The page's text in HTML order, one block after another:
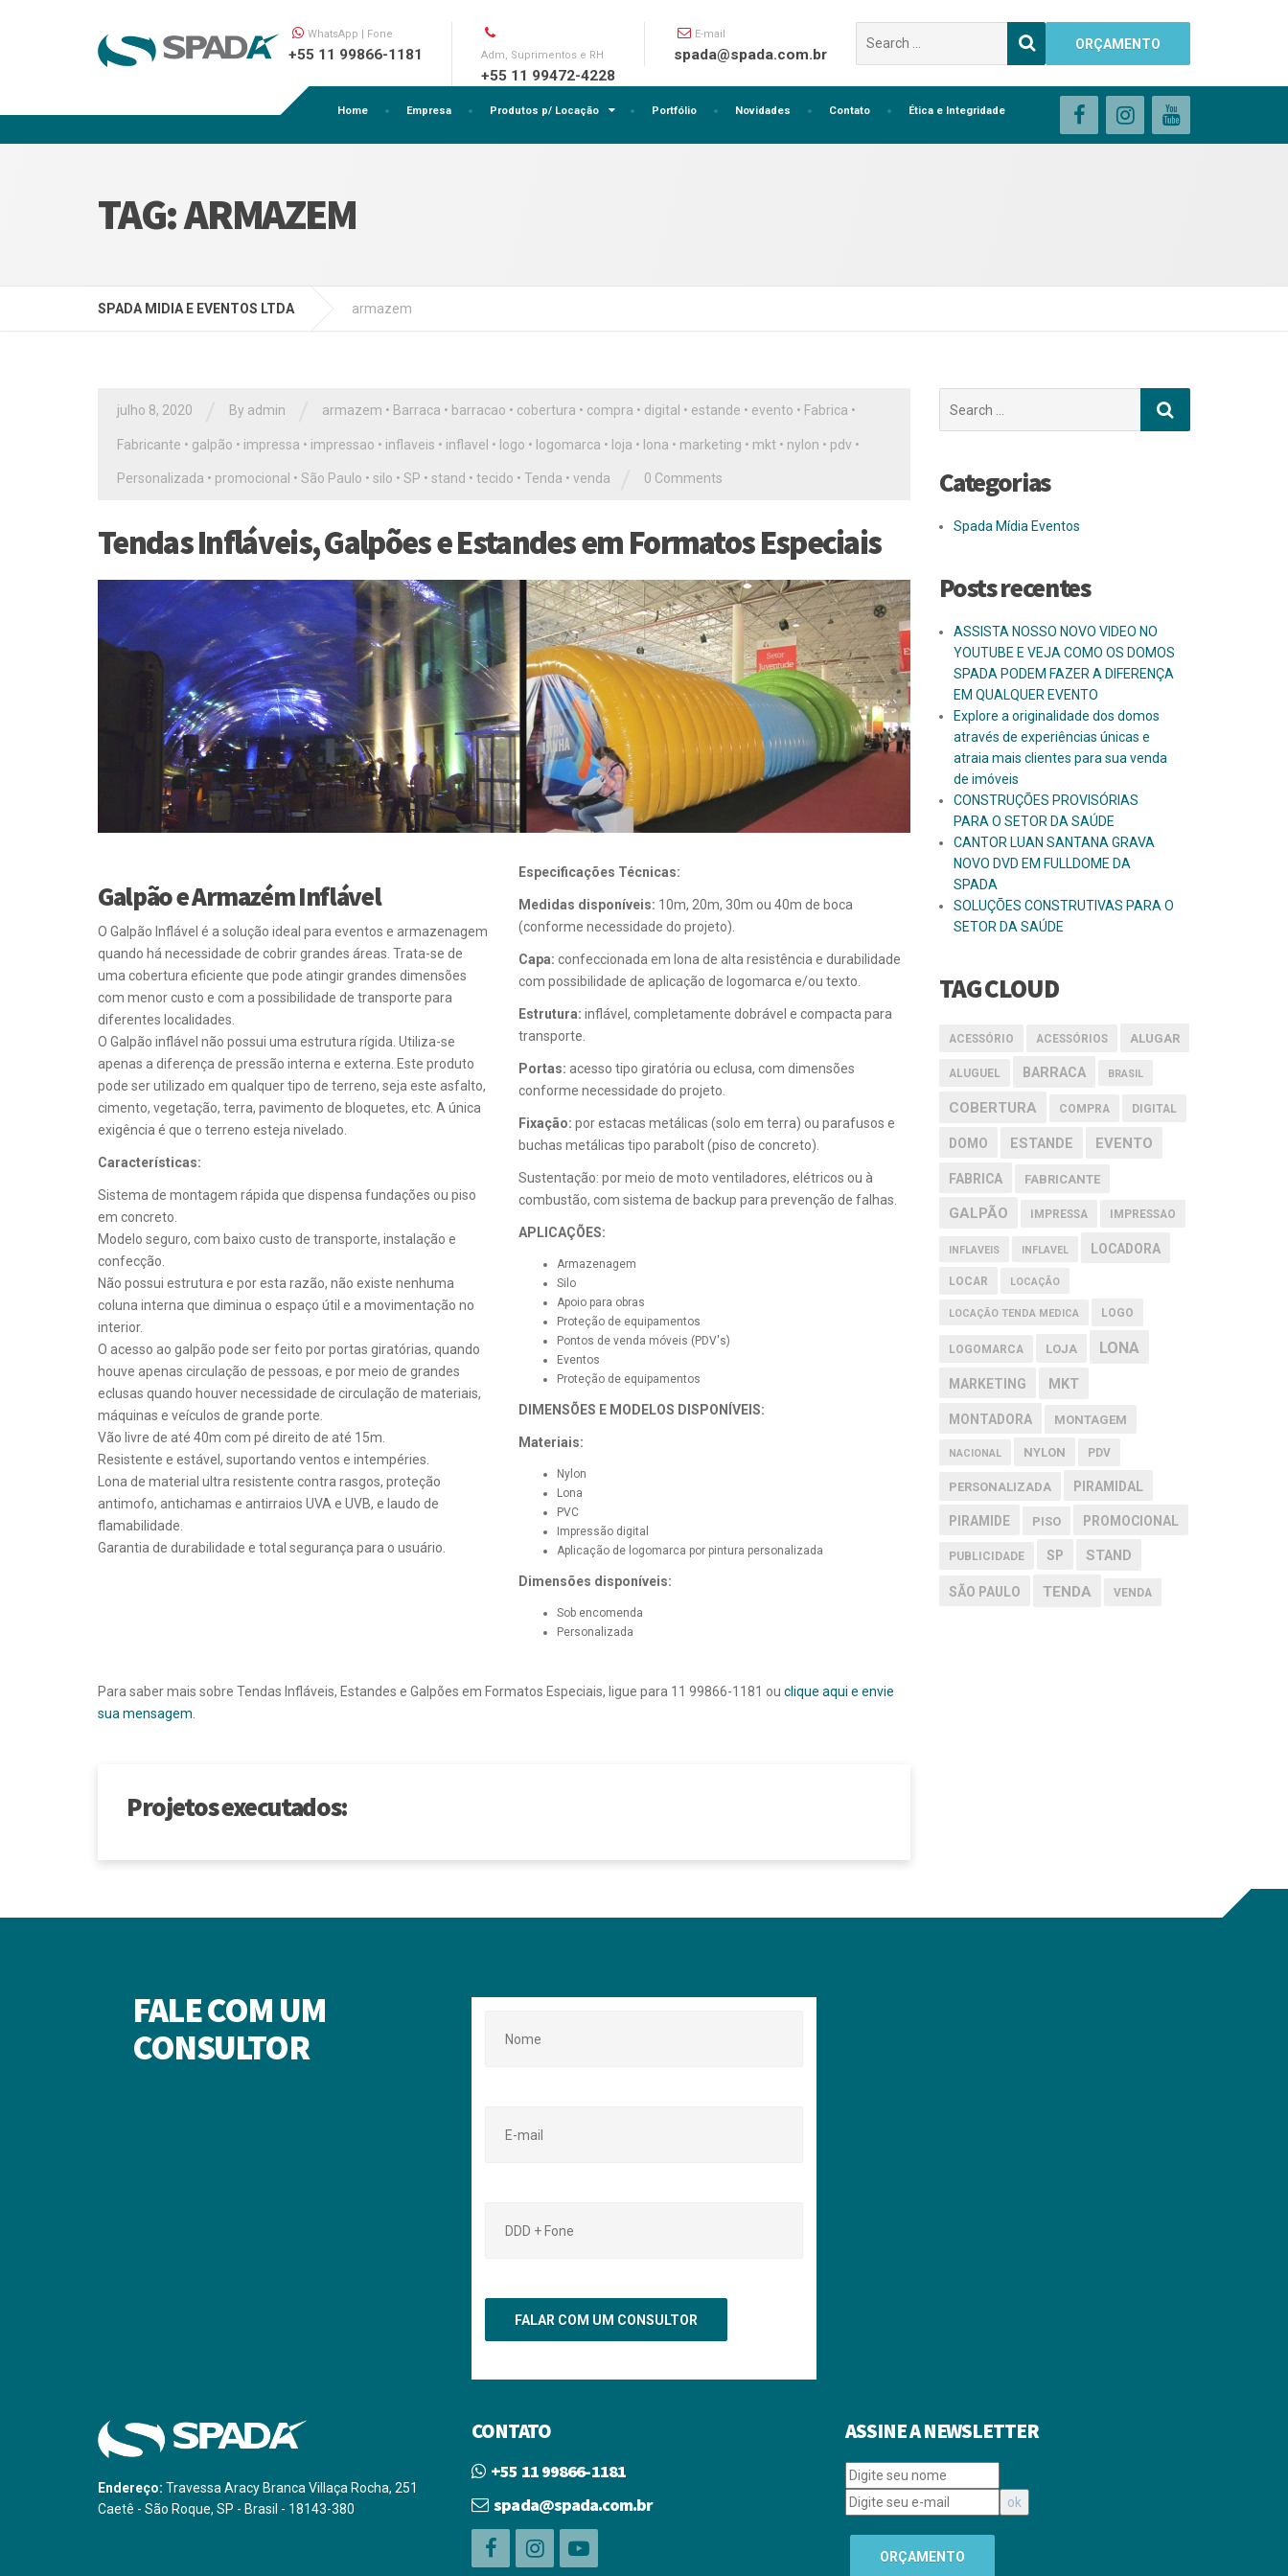
Home Empresa Produtos p/ Locação Portfólio Novidades Contato Ética e Integridade
WhatsApp | Fone
+55 11 99866-1181 Adm, Suprimentos e RH
+55 11 99472-4228
E-mail
spada@spada.com.br
por:
ORÇAMENTO
TAG:ARMAZEM
SPADA MIDIA E EVENTOS LTDA armazem
julho 8, 2020 By admin armazem • Barraca • barracao • cobertura • compra • digital • estande • evento • Fabrica •
Fabricante • galpão • impressa • impressao • inflaveis • inflavel • logo • logomarca • loja • lona • marketing • mkt • nylon • pdv •
Personalizada • promocional • São Paulo • silo • SP • stand • tecido • Tenda • venda 0 Comments
Tendas Infláveis, Galpões e Estandes em Formatos Especiais
Galpão e Armazém Inflável
O Galpão Inflável é a solução ideal para eventos e armazenagem
quando há necessidade de cobrir grandes áreas. Trata-se de
uma cobertura eficiente que pode atingir grandes dimensões
com menor custo e com a possibilidade de transporte para
diferentes localidades.
O Galpão inflável não possui uma estrutura rígida. Utiliza-se
apenas a diferença de pressão interna e externa. Este produto
pode ser utilizado em qualquer tipo de terreno, seja este asfalto,
cimento, vegetação, terra, pavimento de bloquetes, etc. A única
exigência é que o terreno esteja nivelado.
Características:
Sistema de montagem rápida que dispensa fundações ou piso
em concreto.
Modelo seguro, com baixo custo de transporte, instalação e
confecção.
Não possui estrutura e por esta razão, não existe nenhuma
coluna interna que diminua o espaço útil e a movimentação no
interior.
O acesso ao galpão pode ser feito por portas giratórias, quando
houve apenas circulação de pessoas, e por meio de grandes
eclusas quando houver necessidade de circulação de materiais,
máquinas e veículos de grande porte.
Vão livre de até 40m com pé direito de até 15m.
Resistente e estável, suportando ventos e intempéries.
Lona de material ultra resistente contra rasgos, proteção
antimofo, antichamas e antirraios UVA e UVB, e laudo de
flamabilidade.
Garantia de durabilidade e total segurança para o usuário.
Especificações Técnicas:
Medidas disponíveis: 10m, 20m, 30m ou 40m de boca
(conforme necessidade do projeto).
Capa: confeccionada em lona de alta resistência e durabilidade
com possibilidade de aplicação de logomarca e/ou texto.
Estrutura: inflável, completamente dobrável e compacta para
transporte.
Portas: acesso tipo giratória ou eclusa, com dimensões
conforme necessidade do projeto.
Fixação: por estacas metálicas (solo em terra) ou parafusos e
buchas metálicas tipo parabolt (piso de concreto).
Sustentação: por meio de moto ventiladores, elétricos ou à
combustão, com sistema de backup para prevenção de falhas.
APLICAÇÕES:
Armazenagem
Silo
Apoio para obras
Proteção de equipamentos
Pontos de venda móveis (PDV's)
Eventos
Proteção de equipamentos
DIMENSÕES E MODELOS DISPONÍVEIS:
Materiais:
Nylon
Lona
PVC
Impressão digital
Aplicação de logomarca por pintura personalizada
Dimensões disponíveis:
Sob encomenda
Personalizada
Para saber mais sobre Tendas Infláveis, Estandes e Galpões em Formatos Especiais, ligue para 11 99866-1181 ou clique aqui e envie
sua mensagem.
Projetos executados:
por:
Categorias
Spada Mídia Eventos
Posts recentes
ASSISTA NOSSO NOVO VIDEO NO
YOUTUBE E VEJA COMO OS DOMOS
SPADA PODEM FAZER A DIFERENÇA
EM QUALQUER EVENTO
Explore a originalidade dos domos
através de experiências únicas e
atraia mais clientes para sua venda
de imóveis
CONSTRUÇÕES PROVISÓRIAS
PARA O SETOR DA SAÚDE
CANTOR LUAN SANTANA GRAVA
NOVO DVD EM FULLDOME DA
SPADA
SOLUÇÕES CONSTRUTIVAS PARA O
SETOR DA SAÚDE
TAG CLOUD
ACESSÓRIO ACESSÓRIOS ALUGAR
ALUGUEL BARRACA BRASIL
COBERTURA COMPRA DIGITAL
DOMO ESTANDE EVENTO
FABRICA FABRICANTE
GALPÃO IMPRESSA IMPRESSAO
INFLAVEIS INFLAVEL LOCADORA
LOCAR LOCAÇÃO
LOCAÇÃO TENDA MEDICA LOGO
LOGOMARCA LOJA LONA
MARKETING MKT
MONTADORA MONTAGEM
NACIONAL NYLON PDV
PERSONALIZADA PIRAMIDAL
PIRAMIDE PISO PROMOCIONAL
PUBLICIDADE SP STAND
SÃO PAULO TENDA VENDA
FALE COM UM
CONSULTOR
Endereço: Travessa Aracy Branca Villaça Rocha, 251
Caetê - São Roque, SP - Brasil - 18143-380
CONTATO
+55 11 99866-1181
spada@spada.com.br
ASSINE A NEWSLETTER
ORÇAMENTO